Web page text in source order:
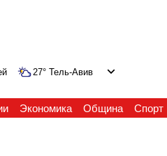
27° Тель-Авив
Экономика Община Спорт